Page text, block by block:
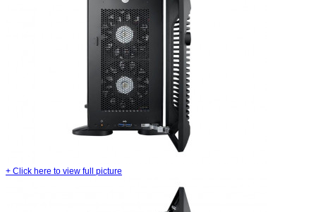
+ Click here to view full picture